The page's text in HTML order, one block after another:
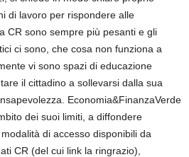
di lavoro per rispondere alle
CR sono sempre più pesanti e gli
ci sono, che cosa non funziona a
vi sono spazi di educazione
il cittadino a sollevarsi dalla sua
Economia&FinanzaVerde
dei suoi limiti, a diffondere
di accesso disponibili da
CR (del cui link la ringrazio),